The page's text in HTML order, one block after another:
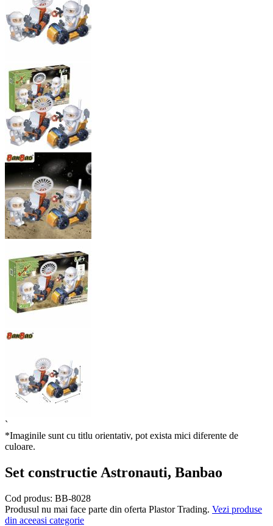
`
*Imaginile sunt cu titlu orientativ, pot exista mici diferente de
culoare.
Set constructie Astronauti, Banbao
Cod produs: BB-8028
Produsul nu mai face parte din oferta Plastor Trading. Vezi produse
din aceeasi categorie